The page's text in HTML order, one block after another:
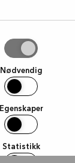
Nødvendig
Egenskaper
Statistikk